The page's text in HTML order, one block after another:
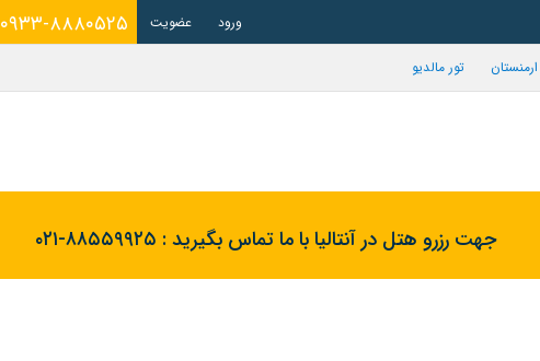
۰۹۳۳-۸۸۸۰۵۲۵ ورود عضویت
تور مالدیو
جهت رزرو هتل در آنتالیا با ما تماس بگیرید : ۰۲۱-۸۸۵۵۹۹۲۵